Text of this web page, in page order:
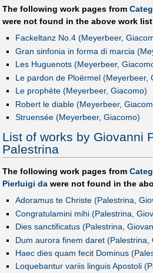
The following work pages from
were not found in the above work
Fackeltanz No.4 (Meyerbeer,
Gran sinfonia in forma di marcia
Les Huguenots (Meyerbeer,
Le pardon de Ploërmel (Meyerbeer,
Le prophète (Meyerbeer, Giacomo)
Robert le diable (Meyerbeer,
Struensée (Meyerbeer, Giacomo)
List of works by Giovanni
Palestrina
The following work pages from
Pierluigi da were not found in the
Adoramus te Christe (Palestrina,
Congratulamini mihi (Palestrina,
Dies sanctificatus (Palestrina,
Dum aurora finem daret (Palestrina,
Haec dies quam fecit Dominus
Loquebantur variis linguis Apostoli